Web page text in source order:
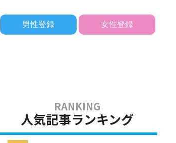
男性登録 女性登録
人気記事ランキング